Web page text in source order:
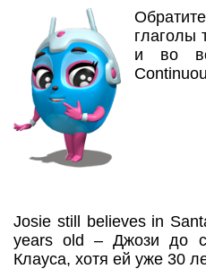
глаголы
и во
Josie still believes in
years old – Джози до
Клауса, хотя ей уже 30